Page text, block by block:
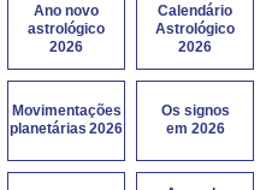
Ano novo
astrológico
2026
Calendário
Astrológico
2026
Movimentações
planetárias 2026
Os signos
em 2026